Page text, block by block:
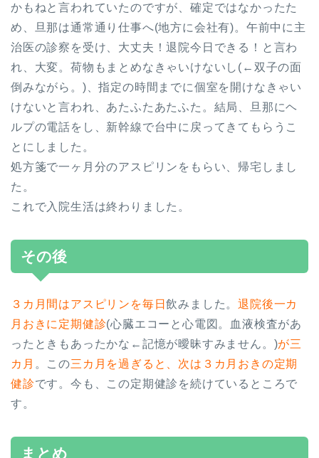
かもねと言われていたのですが、確定ではなかったた
め、旦那は通常通り仕事へ(地方に会社有)。午前中に主
治医の診察を受け、大丈夫！退院今日できる！と言わ
れ、大変。荷物もまとめなきゃいけないし(←双子の面
倒みながら。)、指定の時間までに個室を開けなきゃい
けないと言われ、あたふたあたふた。結局、旦那にヘ
ルプの電話をし、新幹線で台中に戻ってきてもらうこ
とにしました。
処方箋で一ヶ月分のアスピリンをもらい、帰宅しまし
た。
これで入院生活は終わりました。
その後
３カ月間はアスピリンを毎日飲みました。退院後一カ
月おきに定期健診(心臓エコーと心電図。血液検査があ
ったときもあったかな←記憶が曖昧すみません。)が三
カ月 。この三カ月を過ぎると、次は３カ月おきの定期
健診です。今も、この定期健診を続けているところで
す。
まとめ